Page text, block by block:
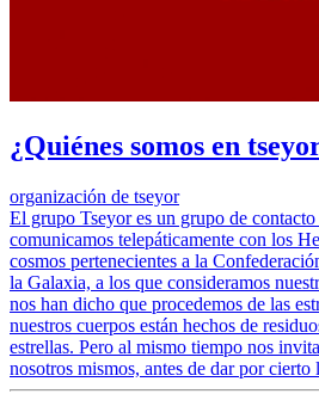
¿Quiénes somos en
organización de tseyor
El grupo Tseyor es un grupo de
comunicamos telepáticamente con los
cosmos pertenecientes a la
la Galaxia, a los que consideramos
nos han dicho que procedemos de las
nuestros cuerpos están hechos de
estrellas. Pero al mismo tiempo nos
nosotros mismos, antes de dar por cierto